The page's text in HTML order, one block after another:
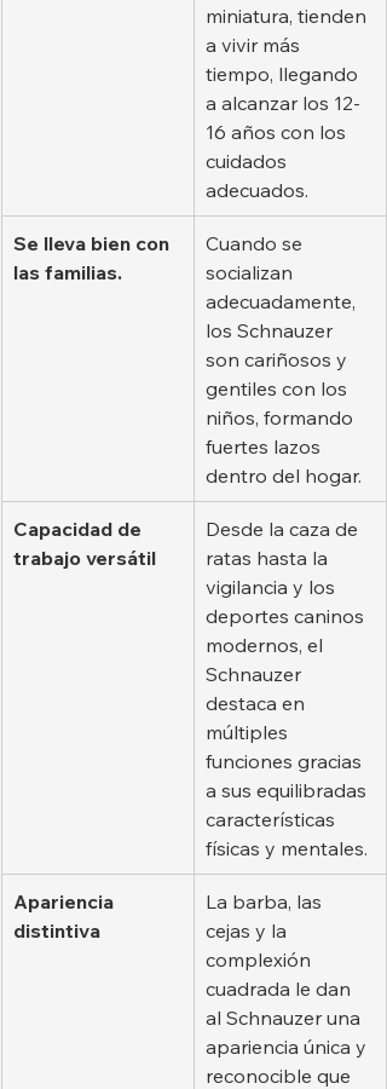
miniatura, tienden
a vivir más
tiempo, llegando
a alcanzar los 12-
16 años con los
cuidados
adecuados.
Se lleva bien con
las familias.
Cuando se
socializan
adecuadamente,
los Schnauzer
son cariñosos y
gentiles con los
niños, formando
fuertes lazos
dentro del hogar.
Capacidad de
trabajo versátil
Desde la caza de
ratas hasta la
vigilancia y los
deportes caninos
modernos, el
Schnauzer
destaca en
múltiples
funciones gracias
a sus equilibradas
características
físicas y mentales.
Apariencia
distintiva
La barba, las
cejas y la
complexión
cuadrada le dan
al Schnauzer una
apariencia única y
reconocible que